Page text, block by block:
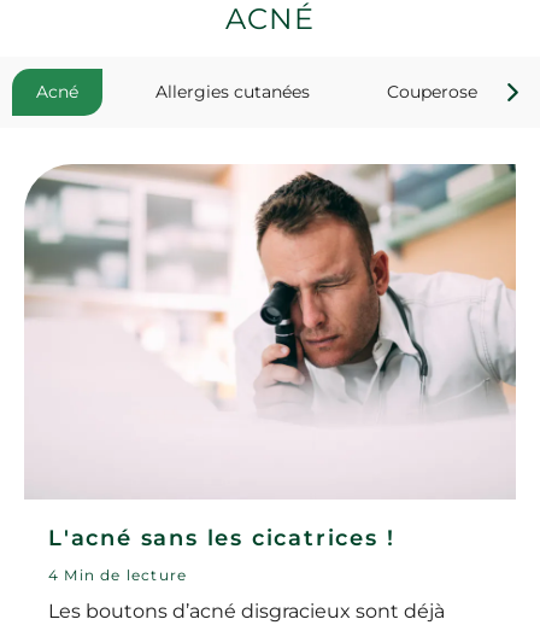
ACNÉ
Acné Allergies cutanées Couperose
L'acné sans les cicatrices !
4 Min de lecture
Les boutons d’acné disgracieux sont déjà